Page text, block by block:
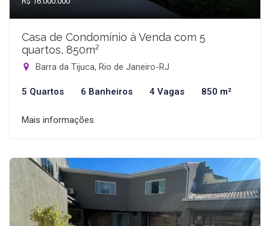
Casa de Condomínio à Venda com 5
quartos, 850m²
Barra da Tijuca, Rio de Janeiro-RJ
5 Quartos 6 Banheiros 4 Vagas 850 m²
Mais informações